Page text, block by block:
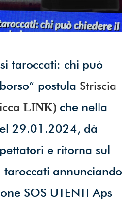
taroccati: chi può
postula Striscia
LINK) che nella
29.01.2024, dà
e ritorna sul
taroccati annunciando
SOS UTENTI Aps
ARForms(Unlicensed)